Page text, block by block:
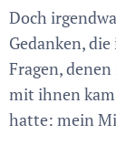
Doch
Gedanken,
Fragen,
mit ihnen
hatte: mein